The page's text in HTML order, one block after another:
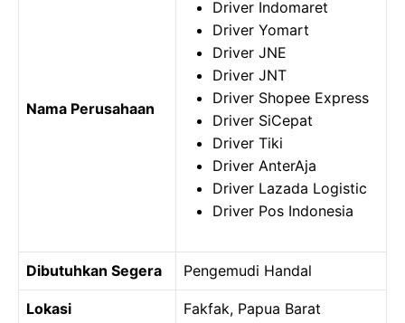
Nama Perusahaan
Driver Indomaret
Driver Yomart
Driver JNE
Driver JNT
Driver Shopee Express
Driver SiCepat
Driver Tiki
Driver AnterAja
Driver Lazada Logistic
Driver Pos Indonesia
Dibutuhkan Segera Pengemudi Handal
Lokasi Fakfak, Papua Barat